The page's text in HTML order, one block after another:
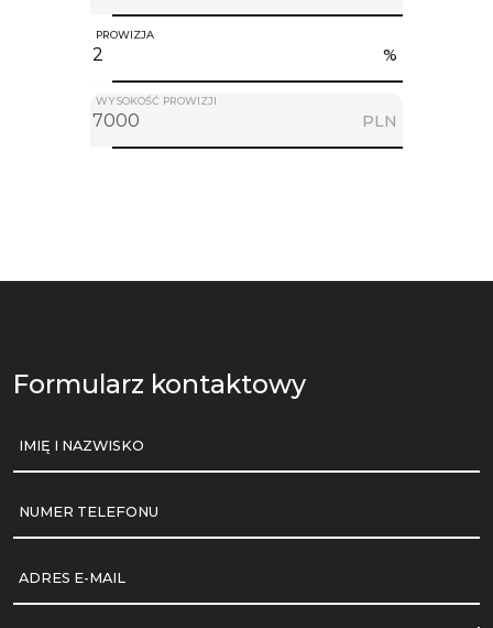
PROWIZJA
%
WYSOKOŚĆ PROWIZJI
PLN
Formularz kontaktowy
IMIĘ I NAZWISKO
NUMER TELEFONU
ADRES E-MAIL